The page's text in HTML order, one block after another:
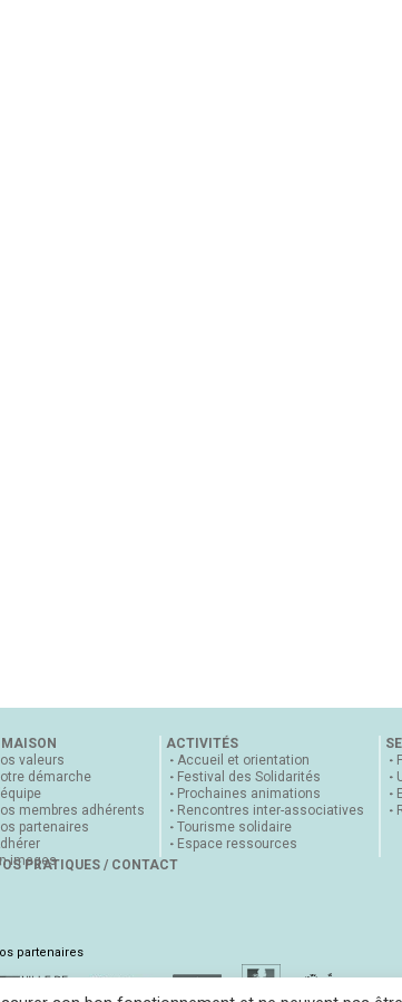
valeurs
démarche
membres adhérents
partenaires
images
ACTIVITÉS
Accueil et orientation
Festival des Solidarités
Prochaines animations
Rencontres inter-associatives
Tourisme solidaire
Espace ressources
PRATIQUES / CONTACT
partenaires